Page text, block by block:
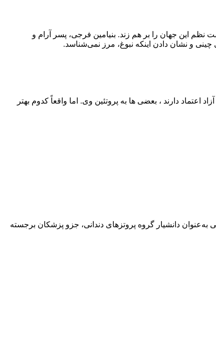
نظم این جهان را بر هم زند. بنیامین فرجی، پسر آرام و
و نشان دادن اینکه نبوغ، مرز نمی‌شناسد.
دارند ، بعضی‌ ها به پروتئین وی. اما واقعاً کدوم بهتر
دانشیار گروه پروتزهای دندانی، جزو پزشکان برجسته